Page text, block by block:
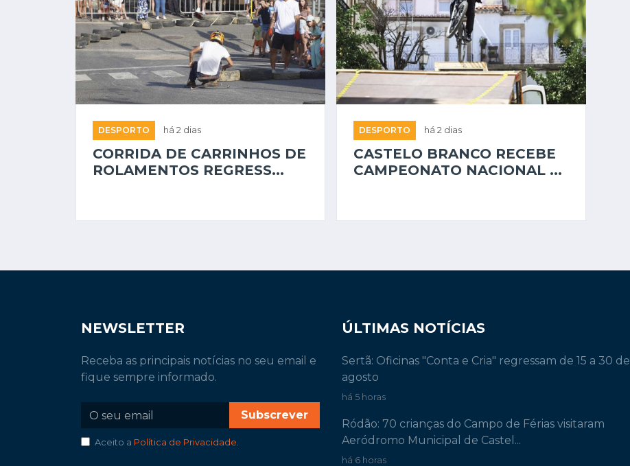
DESPORTO há 2 dias
CORRIDA DE CARRINHOS DE
ROLAMENTOS REGRESS...
DESPORTO há 2 dias
CASTELO BRANCO RECEBE
CAMPEONATO NACIONAL ...
NEWSLETTER
Receba as principais notícias no seu email e
fique sempre informado.
Subscrever
Aceito a Política de Privacidade.
ÚLTIMAS NOTÍCIAS
Sertã: Oficinas "Conta e Cria" regressam de 15 a 30 de
agosto
há 5 horas
Ródão: 70 crianças do Campo de Férias visitaram
Aeródromo Municipal de Castel...
há 6 horas